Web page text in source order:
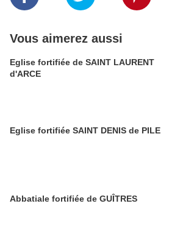
Vous aimerez aussi
Eglise fortifiée de SAINT LAURENT
d'ARCE
Eglise fortifiée SAINT DENIS de PILE
Abbatiale fortifiée de GUÎTRES